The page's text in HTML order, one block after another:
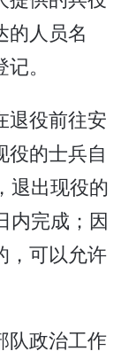
的人员名
。
退役前往安
役的士兵自
退出现役的
内完成；因
，可以允许
队政治工作